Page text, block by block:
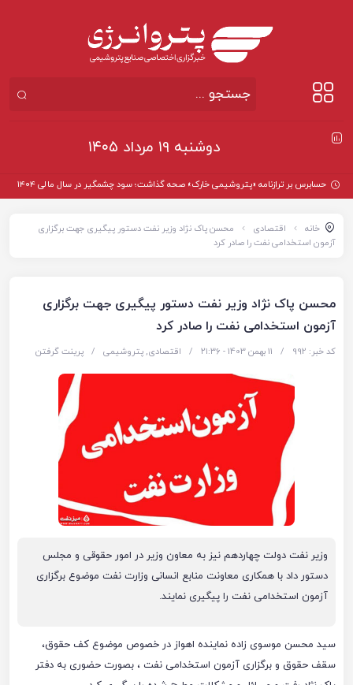
دوشنبه ۱۹ مرداد ۱۴۰۵
حسابرس بر ترازنامه «پتروشیمی خارک» صحه گذاشت؛ سود چشمگیر در سال مالی ۱۴۰۴
خانه اقتصادی
محسن پاک نژاد وزیر نفت دستور پیگیری جهت برگزاری
آزمون استخدامی نفت را صادر کرد
محسن پاک نژاد وزیر نفت دستور پیگیری جهت برگزاری
آزمون استخدامی نفت را صادر کرد
کد خبر: 992 / 11 بهمن 1403 - ۲۱:۳۶ / اقتصادی, پتروشیمی / پرینت گرفتن
وزیر نفت دولت چهاردهم نیز به معاون وزیر در امور حقوقی و مجلس
دستور داد با همکاری معاونت منابع انسانی وزارت نفت موضوع برگزاری
آزمون استخدامی نفت را پیگیری نمایند.
سید محسن موسوی زاده نماینده اهواز در خصوص موضوع کف حقوق،
سقف حقوق و برگزاری آزمون استخدامی نفت ، بصورت حضوری به دفتر